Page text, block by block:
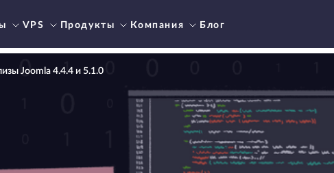
VPS Продукты Компания Блог
Joomla 4.4.4 и 5.1.0